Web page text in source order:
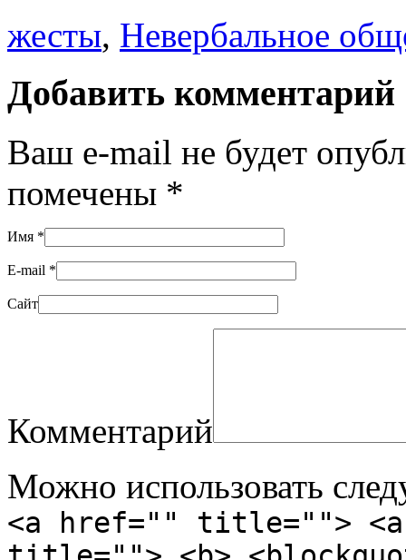
жесты, Невербальное
Добавить комментарий
Ваш e-mail не будет
помечены *
Имя *
E-mail *
Сайт
Комментарий
Можно использовать
<a href="" title="">